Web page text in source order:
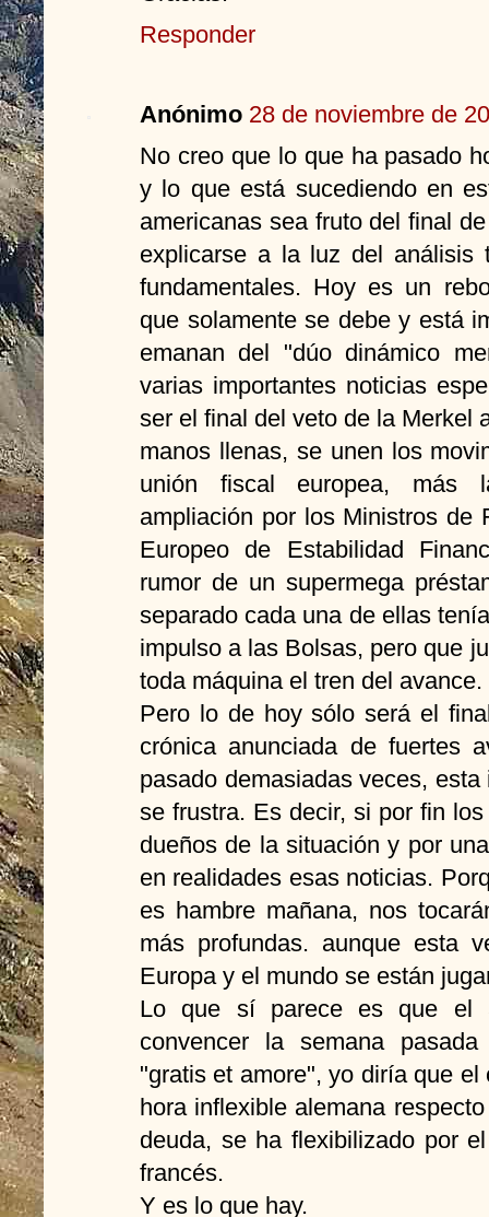
Responder
Anónimo 28 de noviembre de
No creo que lo que ha pasado
y lo que está sucediendo en
americanas sea fruto del final
explicarse a la luz del análisis
fundamentales. Hoy es un
que solamente se debe y está
emanan del "dúo dinámico
varias importantes noticias
ser el final del veto de la Merkel
manos llenas, se unen los
unión fiscal europea, más
ampliación por los Ministros de
Europeo de Estabilidad
rumor de un supermega
separado cada una de ellas
impulso a las Bolsas, pero que
toda máquina el tren del avance.
Pero lo de hoy sólo será el
crónica anunciada de fuertes
pasado demasiadas veces,
se frustra. Es decir, si por fin
dueños de la situación y por
en realidades esas noticias.
es hambre mañana, nos
más profundas. aunque esta
Europa y el mundo se están
Lo que sí parece es que el
convencer la semana
"gratis et amore", yo diría que
hora inflexible alemana
deuda, se ha flexibilizado por
francés.
Y es lo que hay.